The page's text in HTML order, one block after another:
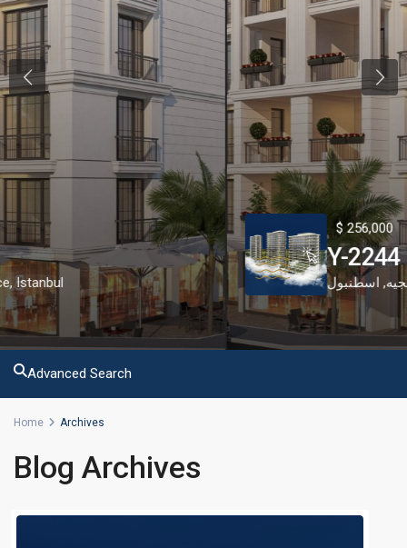
Previous
$ 256,000
Y-2244
بيوك شكمجيه ,اسطنبول
Next
Advanced Search
Home Archives
Blog Archives